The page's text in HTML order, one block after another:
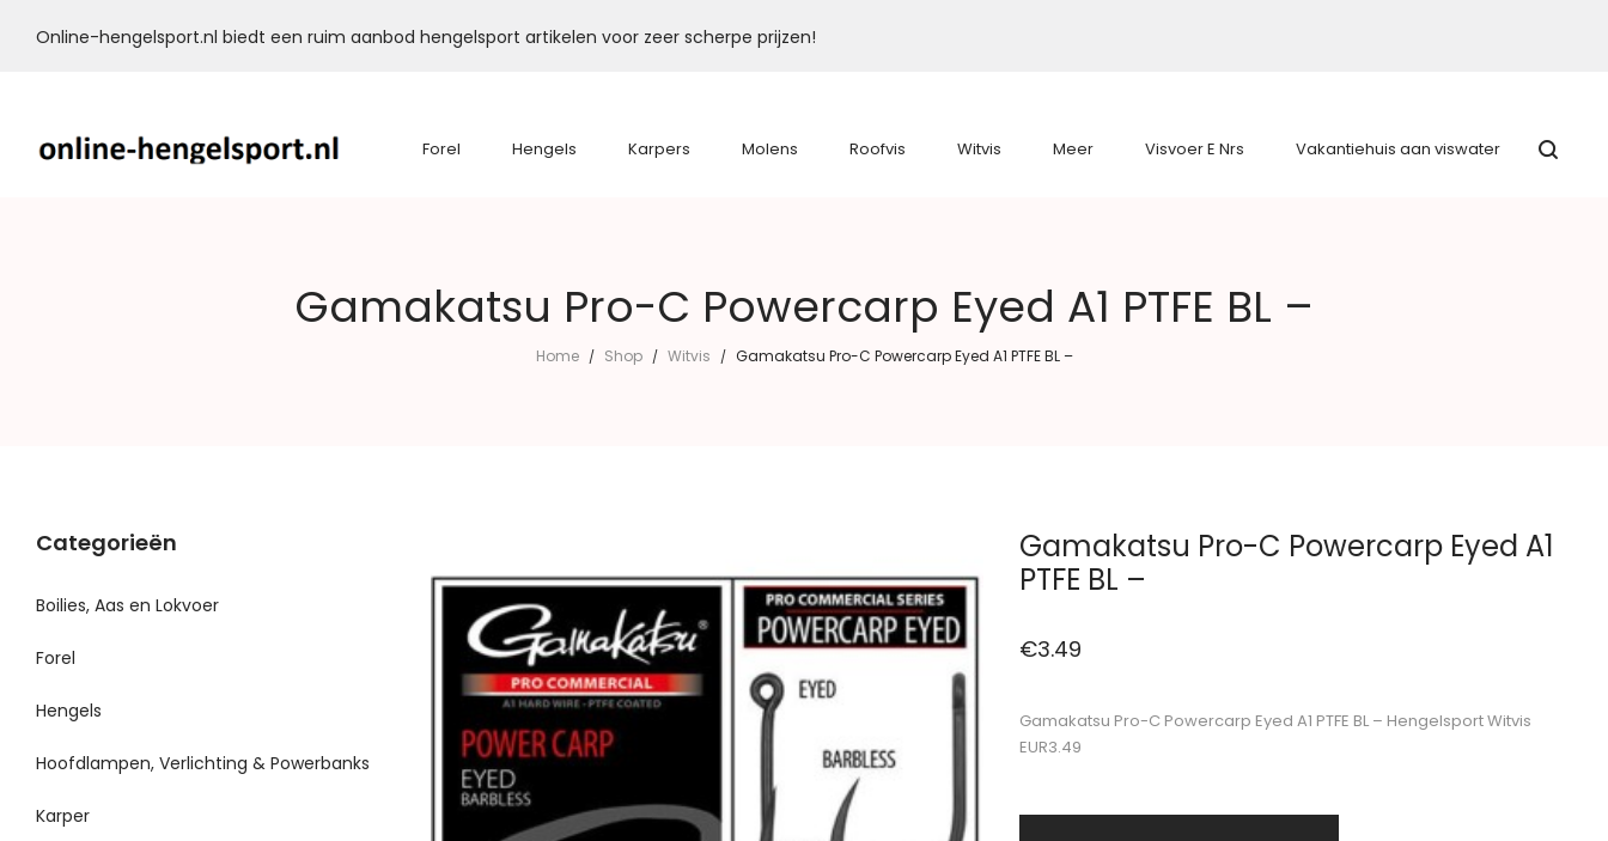
Online-hengelsport.nl biedt een ruim aanbod hengelsport artikelen voor zeer scherpe prijzen!
Forel Hengels Karpers Molens Roofvis Witvis Meer Visvoer E Nrs Vakantiehuis aan viswater
Gamakatsu Pro-C Powercarp Eyed A1 PTFE BL –
Home / Shop / Witvis / Gamakatsu Pro-C Powercarp Eyed A1 PTFE BL –
Gamakatsu Pro-C Powercarp Eyed A1
PTFE BL –
€3.49
Gamakatsu Pro-C Powercarp Eyed A1 PTFE BL – Hengelsport Witvis
EUR3.49
Categorieën
Boilies, Aas en Lokvoer
Forel
Hengels
Hoofdlampen, Verlichting & Powerbanks
Karper